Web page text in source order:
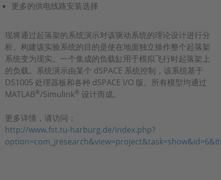
更多的供电线路安装选择
现将通过起落架的系统演示对该驱动系统的理论设计进行分
析。构建该实验系统的目的是使在地面独立操作整个起落架
系统变为现实。一个集成的负载缸用于模拟飞行时起落架上
的负载。系统演示由某个 dSPACE 系统控制，该系统基于
DS1005 处理器板和各种 dSPACE I/O 版。所有模型均通过
MATLAB®/Simulink® 设计而成。
更多详情，请访问：
http://www.fst.tu-harburg.de/index.php?